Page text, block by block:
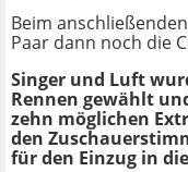
Beim
Paar dann noch die
Singer und Luft
Rennen gewählt
zehn möglichen
den
für den Einzug in